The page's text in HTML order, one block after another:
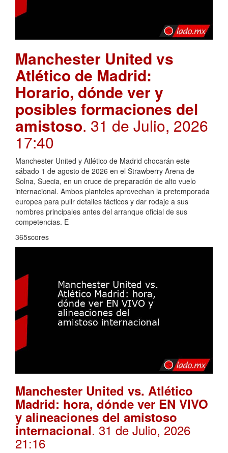
Manchester United vs
Atlético de Madrid:
Horario, dónde ver y
posibles formaciones del
amistoso. 31 de Julio, 2026
17:40
Manchester United y Atlético de Madrid chocarán este
sábado 1 de agosto de 2026 en el Strawberry Arena de
Solna, Suecia, en un cruce de preparación de alto vuelo
internacional. Ambos planteles aprovechan la pretemporada
europea para pulir detalles tácticos y dar rodaje a sus
nombres principales antes del arranque oficial de sus
competencias. E
365scores
Manchester United vs. Atlético
Madrid: hora, dónde ver EN VIVO
y alineaciones del amistoso
internacional. 31 de Julio, 2026
21:16